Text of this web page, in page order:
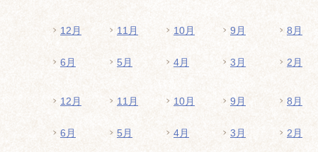
12月 11月 10月 9月 8月
6月 5月 4月 3月 2月
12月 11月 10月 9月 8月
6月 5月 4月 3月 2月